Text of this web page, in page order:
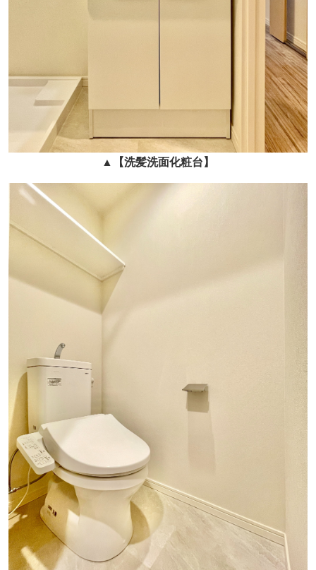
▲ 【洗髪洗面化粧台】